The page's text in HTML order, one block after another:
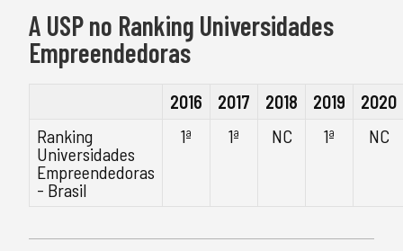
A USP no Ranking Universidades
Empreendedoras​
2016 2017 2018 2019
2020
Ranking
Universidades
Empreendedoras
- Brasil
1ª 1ª NC 1ª NC